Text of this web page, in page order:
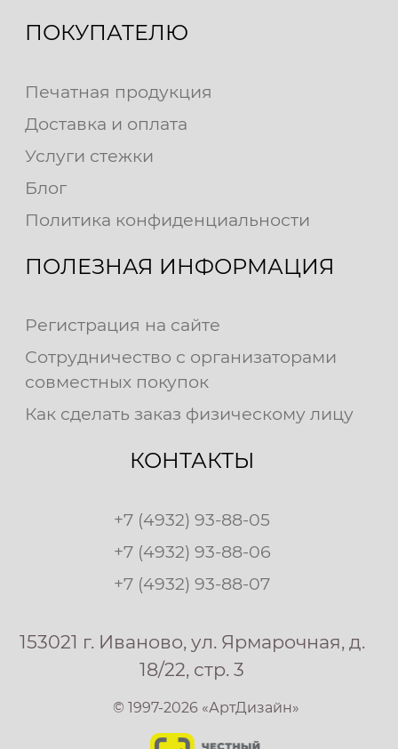
ПОКУПАТЕЛЮ
Печатная продукция
Доставка и оплата
Услуги стежки
Блог
Политика конфиденциальности
ПОЛЕЗНАЯ ИНФОРМАЦИЯ
Регистрация на сайте
Сотрудничество с организаторами
совместных покупок
Как сделать заказ физическому лицу
КОНТАКТЫ
+7 (4932) 93-88-05
+7 (4932) 93-88-06
+7 (4932) 93-88-07
153021 г. Иваново, ул. Ярмарочная, д.
18/22, стр. 3
© 1997-2026 «АртДизайн»